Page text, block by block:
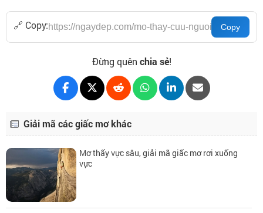
🔗 Copy:
Đừng quên chia sẻ!
Giải mã các giấc mơ khác
Mơ thấy vực sâu, giải mã giấc mơ rơi xuống
vực